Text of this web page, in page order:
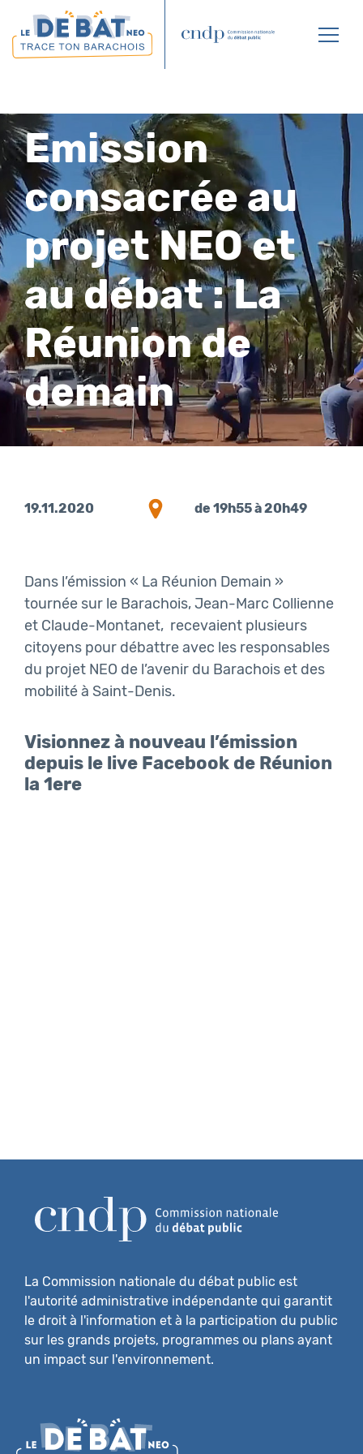
Emission
consacrée au
projet NEO et
au débat : La
Réunion de
demain
19.11.2020 de 19h55 à 20h49
Dans l’émission « La Réunion Demain »
tournée sur le Barachois, Jean-Marc Collienne
et Claude-Montanet, recevaient plusieurs
citoyens pour débattre avec les responsables
du projet NEO de l’avenir du Barachois et des
mobilité à Saint-Denis.
Visionnez à nouveau l’émission
depuis le live Facebook de Réunion
la 1ere
La Commission nationale du débat public est
l'autorité administrative indépendante qui garantit
le droit à l'information et à la participation du public
sur les grands projets, programmes ou plans ayant
un impact sur l'environnement.